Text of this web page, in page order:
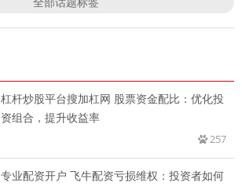
杠杆炒股平台搜加杠网 股票资金配比：优化投
资组合，提升收益率
257
专业配资开户 飞牛配资亏损维权：投资者如何